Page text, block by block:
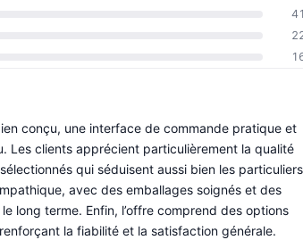
41
conçu, une interface de commande pratique et
Les clients apprécient particulièrement la qualité
qui séduisent aussi bien les particuliers
avec des emballages soignés et des
long terme. Enfin, l’offre comprend des options
la fiabilité et la satisfaction générale.